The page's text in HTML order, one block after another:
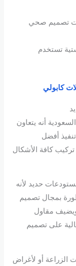
تصميم صحي
تستخدم
كابولي
أنه يتعاون
أفضل
كافة الأشكال
حديد لأنه
بمجال تصميم
ويضيف مقاول
على تصميم
أو لأغراض